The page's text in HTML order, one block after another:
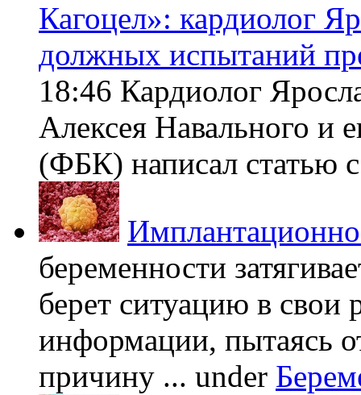
Кагоцел»: кардиолог
должных испытаний
18:46 Кардиолог
Алексея Навального и
(ФБК) написал статью
беременности
берет ситуацию в свои
информации, пытаясь
причину ... under